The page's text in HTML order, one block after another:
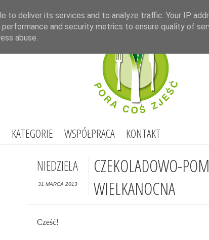
KATEGORIE WSPÓŁPRACA KONTAKT
NIEDZIELA
31 MARCA 2013
CZEKOLADOWO-
WIELKANOCNA
Cześć!
to deliver its services and to analyze traffic. Your IP
and security metrics to ensure quality of
abuse.